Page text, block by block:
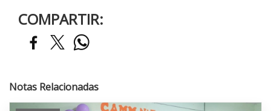
COMPARTIR:
Notas Relacionadas